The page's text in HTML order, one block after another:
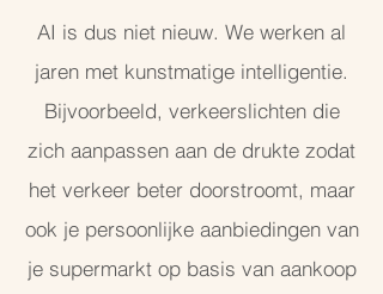
AI is dus niet nieuw. We werken al
jaren met kunstmatige intelligentie.
Bijvoorbeeld, verkeerslichten die
zich aanpassen aan de drukte zodat
het verkeer beter doorstroomt, maar
ook je persoonlijke aanbiedingen van
je supermarkt op basis van aankoop